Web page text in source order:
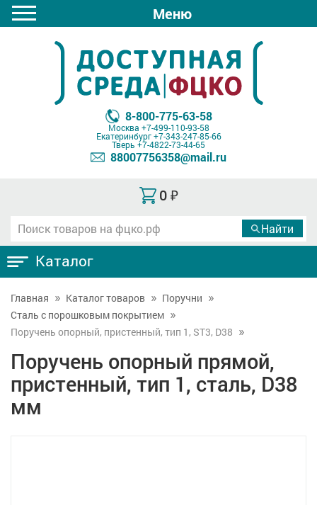
Меню
8-800-775-63-58
Москва +7-499-110-93-58
Екатеринбург+7-343-247-85-66
Тверь +7-4822-73-44-65
88007756358@mail.ru
0 ₽
Каталог
Главная Каталог товаров
Поручни
Сталь с порошковым покрытием
Поручень опорный, пристенный, тип 1, ST3, D38
Поручень опорный прямой,
пристенный, тип 1, сталь, D38
мм